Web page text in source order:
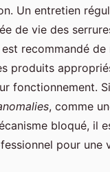
Un entretien
de vie des
recommandé
produits
fonctionnement.
, comme
bloqué, il
pour une